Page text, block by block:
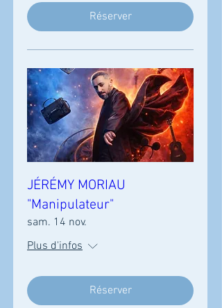
Réserver
JÉRÉMY MORIAU
"Manipulateur"
sam. 14 nov.
Plus d'infos
Réserver